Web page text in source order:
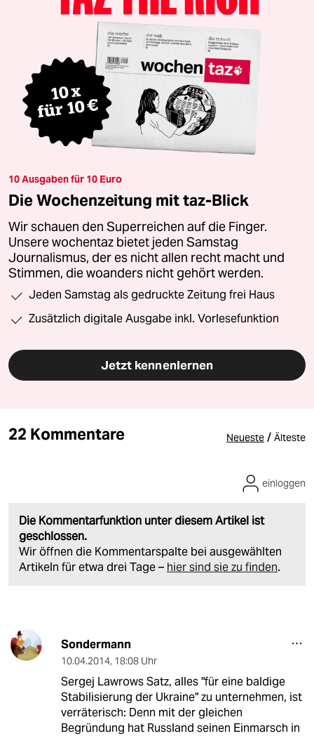
10 Ausgaben für 10 Euro
Die Wochenzeitung mit taz-Blick
Wir schauen den Superreichen auf die Finger.
Unsere wochentaz bietet jeden Samstag
Journalismus, der es nicht allen recht macht und
Stimmen, die woanders nicht gehört werden.
Jeden Samstag als gedruckte Zeitung frei Haus
Zusätzlich digitale Ausgabe inkl. Vorlesefunktion
Jetzt kennenlernen
22 Kommentare Neueste / Älteste
Die Kommentarfunktion unter diesem Artikel ist
geschlossen.
Wir öffnen die Kommentarspalte bei ausgewählten
Artikeln für etwa drei Tage – hier sind sie zu finden.
einloggen
Sondermann
10.04.2014, 18:08 Uhr
Sergej Lawrows Satz, alles "für eine baldige
Stabilisierung der Ukraine" zu unternehmen, ist
verräterisch: Denn mit der gleichen
Begründung hat Russland seinen Einmarsch in